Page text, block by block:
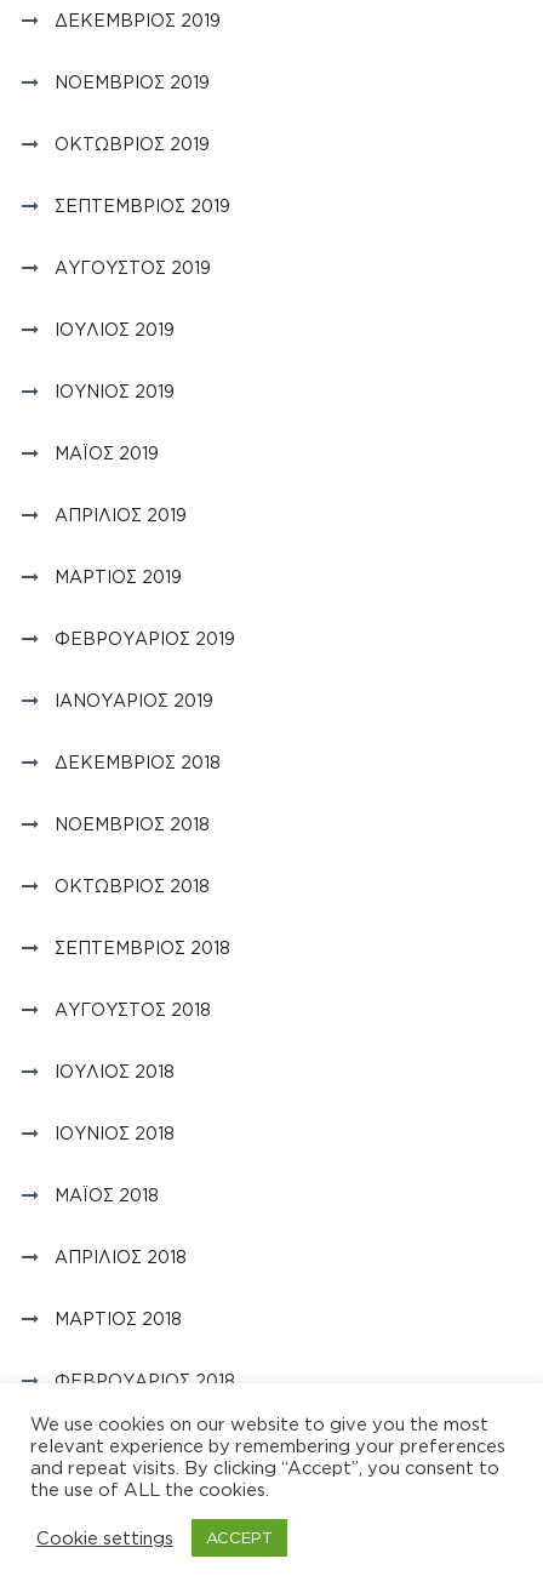
ΔΕΚΈΜΒΡΙΟΣ 2019
ΝΟΈΜΒΡΙΟΣ 2019
ΟΚΤΏΒΡΙΟΣ 2019
ΣΕΠΤΈΜΒΡΙΟΣ 2019
ΑΎΓΟΥΣΤΟΣ 2019
ΙΟΎΛΙΟΣ 2019
ΙΟΎΝΙΟΣ 2019
ΜΆΙΟΣ 2019
ΑΠΡΊΛΙΟΣ 2019
ΜΆΡΤΙΟΣ 2019
ΦΕΒΡΟΥΆΡΙΟΣ 2019
ΙΑΝΟΥΆΡΙΟΣ 2019
ΔΕΚΈΜΒΡΙΟΣ 2018
ΝΟΈΜΒΡΙΟΣ 2018
ΟΚΤΏΒΡΙΟΣ 2018
ΣΕΠΤΈΜΒΡΙΟΣ 2018
ΑΎΓΟΥΣΤΟΣ 2018
ΙΟΎΛΙΟΣ 2018
ΙΟΎΝΙΟΣ 2018
ΜΆΙΟΣ 2018
ΑΠΡΊΛΙΟΣ 2018
ΜΆΡΤΙΟΣ 2018
ΦΕΒΡΟΥΆΡΙΟΣ 2018
ΙΑΝΟΥΆΡΙΟΣ 2018
We use cookies on our website to give you the most
relevant experience by remembering your preferences
and repeat visits. By clicking “Accept”, you consent to
the use of ALL the cookies.
Cookie settings ACCEPT